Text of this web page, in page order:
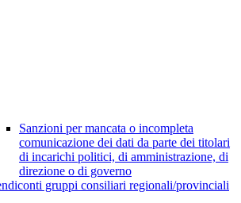
Sanzioni per mancata o incompleta
comunicazione dei dati da parte dei titolari
di incarichi politici, di amministrazione, di
direzione o di governo
gruppi consiliari regionali/provinciali